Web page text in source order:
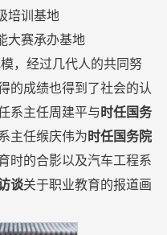
培训基地
大赛承办基地
，经过几代人的共同努
的成绩也得到了社会的认
系主任周建平与 时任国务
主任缑庆伟为 时任国务院
时的合影以及汽车工程系
谈关于职业教育的报道画